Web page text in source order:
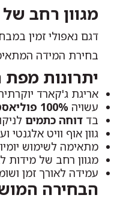
מגוון רחב
דגם נאפולי זמין
בחירת המידה
יתרונות מפת
אריגת ג'קארד
עשויה 100% פוליאסטר איכותי
בד דוחה כתמים
גוון אוף וויט אלגנטי
מתאימה לשימוש
מגוון רחב של מידות
עמידה לאורך זמן
הבחירה